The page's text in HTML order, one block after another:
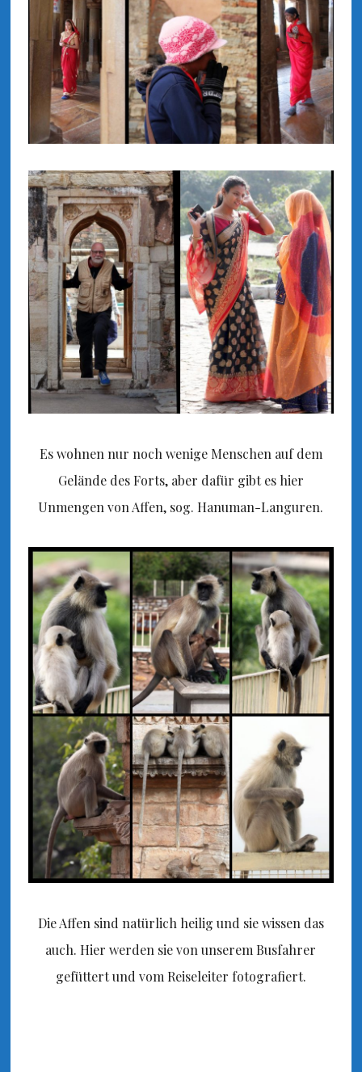
Es wohnen nur noch wenige Menschen auf dem
Gelände des Forts, aber dafür gibt es hier
Unmengen von Affen, sog. Hanuman-Languren.
Die Affen sind natürlich heilig und sie wissen das
auch. Hier werden sie von unserem Busfahrer
gefüttert und vom Reiseleiter fotografiert.